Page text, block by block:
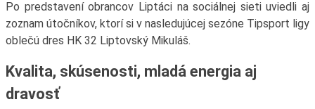
Po predstavení obrancov Liptáci na sociálnej sieti uviedli aj
zoznam útočníkov, ktorí si v nasledujúcej sezóne Tipsport ligy
oblečú dres HK 32 Liptovský Mikuláš.
Kvalita, skúsenosti, mladá energia aj
dravosť